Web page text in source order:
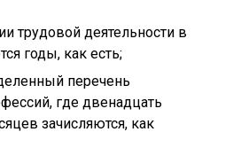
трудовой деятельности в
годы, как есть;
перечень
где двенадцать
зачисляются, как